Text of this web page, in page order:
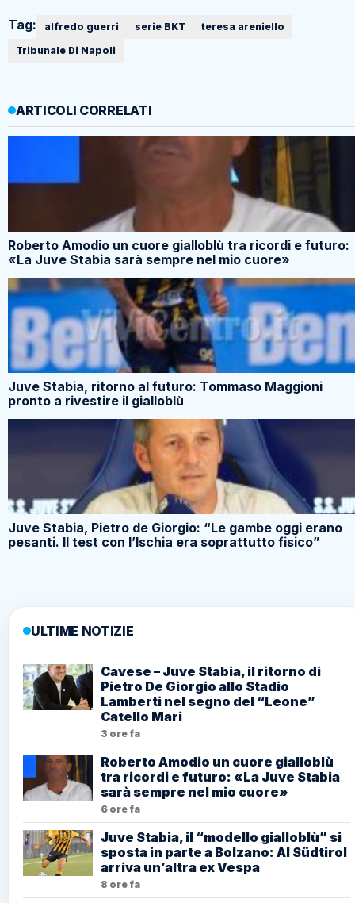
Tag: alfredo guerri serie BKT
teresa areniello
Tribunale Di Napoli
ARTICOLI CORRELATI
Roberto Amodio un cuore gialloblù tra ricordi e futuro:
«La Juve Stabia sarà sempre nel mio cuore»
Juve Stabia, ritorno al futuro: Tommaso Maggioni
pronto a rivestire il gialloblù
Juve Stabia, Pietro de Giorgio: “Le gambe oggi erano
pesanti. Il test con l’Ischia era soprattutto fisico”
ULTIME NOTIZIE
Cavese – Juve Stabia, il ritorno di
Pietro De Giorgio allo Stadio
Lamberti nel segno del “Leone”
Catello Mari
3 ore fa
Roberto Amodio un cuore gialloblù
tra ricordi e futuro: «La Juve Stabia
sarà sempre nel mio cuore»
6 ore fa
Juve Stabia, il “modello gialloblù” si
sposta in parte a Bolzano: Al Südtirol
arriva un’altra ex Vespa
8 ore fa